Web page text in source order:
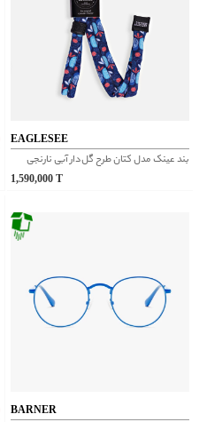
EAGLESEE
بند عینک مدل کتان طرح گل‌دار آبی نارنجی
1,590,000 T
BARNER